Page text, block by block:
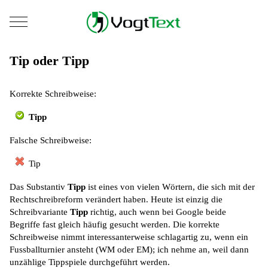
Mobile Menu Toggle
Tip oder Tipp
Korrekte Schreibweise:
Tipp
Falsche Schreibweise:
Tip
Das SubstantivTipp ist eines von vielen Wörtern, die sich mit der
Rechtschreibreform verändert haben. Heute ist einzig die
SchreibvarianteTipp richtig, auch wenn bei Google beide
Begriffe fast gleich häufig gesucht werden. Die korrekte
Schreibweise nimmt interessanterweise schlagartig zu, wenn ein
Fussballturnier ansteht (WM oder EM); ich nehme an, weil dann
unzählige Tippspiele durchgeführt werden.